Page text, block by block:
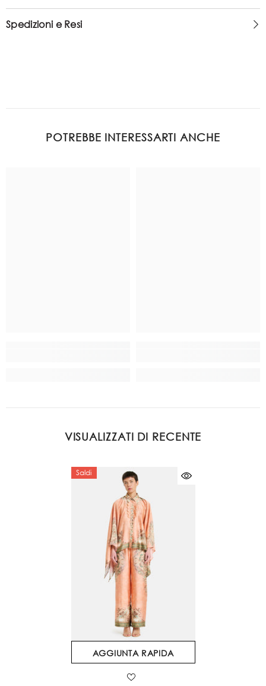
Spedizioni e Resi
POTREBBE INTERESSARTI ANCHE
VISUALIZZATI DI RECENTE
Saldi
AGGIUNTA RAPIDA